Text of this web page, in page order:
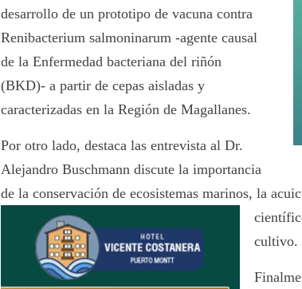
desarrollo de un prototipo de vacuna contra
Renibacterium salmoninarum -agente causal
de la Enfermedad bacteriana del riñón
(BKD)- a partir de cepas aisladas y
caracterizadas en la Región de Magallanes.
Por otro lado, destaca las entrevista al Dr.
Alejandro Buschmann discute la importancia
de la conservación de ecosistemas marinos, la
cultivo.